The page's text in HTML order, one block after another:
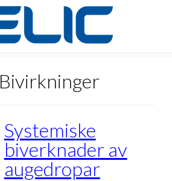
Bivirkninger
Systemiske
biverknader av
augedropar